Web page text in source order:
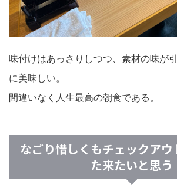
味付けはあっさりしつつ、素材の味が
に美味しい。
間違いなく人生最高の朝食である。
なごり惜しくもチェックア
た来たいと思う